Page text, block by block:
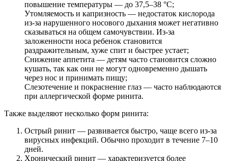
повышение температуры — до 37,5–38 °C;
Утомляемость и капризность — недостаток кислорода
из-за нарушенного носового дыхания может негативно
сказываться на общем самочувствии. Из-за
заложенности носа ребенок становится
раздражительным, хуже спит и быстрее устает;
Снижение аппетита — детям часто становится сложно
кушать, так как они не могут одновременно дышать
через нос и принимать пищу;
Слезотечение и покраснение глаз — часто наблюдаются
при аллергической форме ринита.
Также выделяют несколько форм ринита:
Острый ринит — развивается быстро, чаще всего из-за
вирусных инфекций. Обычно проходит в течение 7–10
дней.
Хронический ринит — характеризуется более